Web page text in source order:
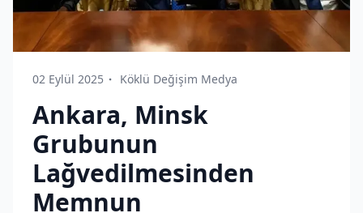
02 Eylül 2025 Köklü Değişim Medya
Ankara, Minsk
Grubunun
Lağvedilmesinden
Memnun